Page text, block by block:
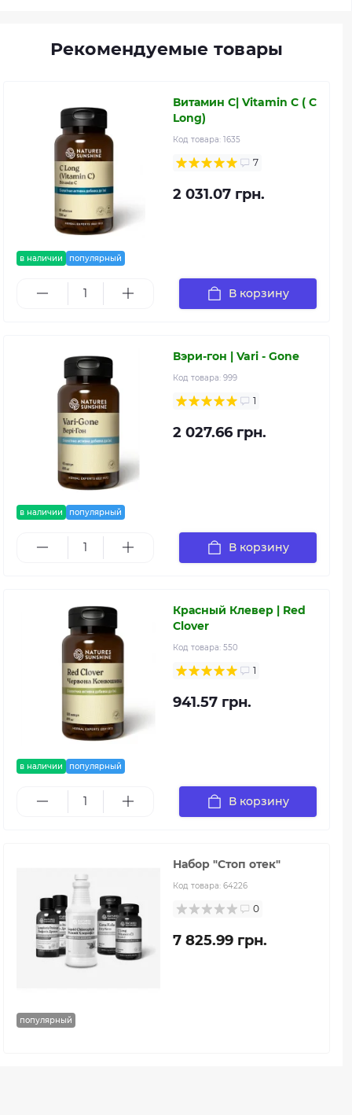
Рекомендуемые товары
в наличии популярный
Витамин С| Vitamin C ( C
Long)
Код товара: 1635
7
2 031.07 грн.
В корзину
в наличии популярный
Вэри-гон | Vari - Gone
Код товара: 999
1
2 027.66 грн.
В корзину
в наличии популярный
Красный Клевер | Red
Clover
Код товара: 550
1
941.57 грн.
В корзину
популярный
Набор "Стоп отек"
Код товара: 64226
0
7 825.99 грн.